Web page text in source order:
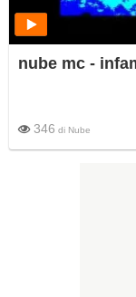
nube mc -
346 di Nube